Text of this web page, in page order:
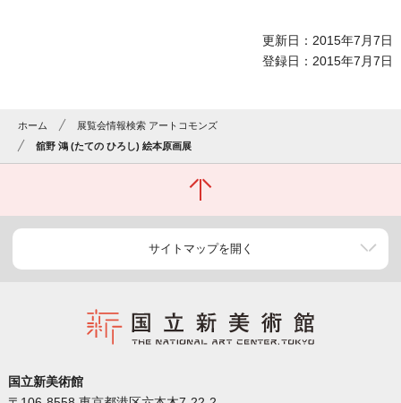
更新日：2015年7月7日
登録日：2015年7月7日
ホーム
展覧会情報検索 アートコモンズ
舘野 鴻 (たての ひろし) 絵本原画展
サイトマップを開く
国立新美術館